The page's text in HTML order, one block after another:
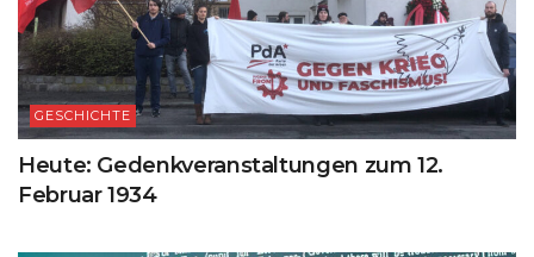
GESCHICHTE
Heute: Gedenkveranstaltungen zum 12.
Februar 1934